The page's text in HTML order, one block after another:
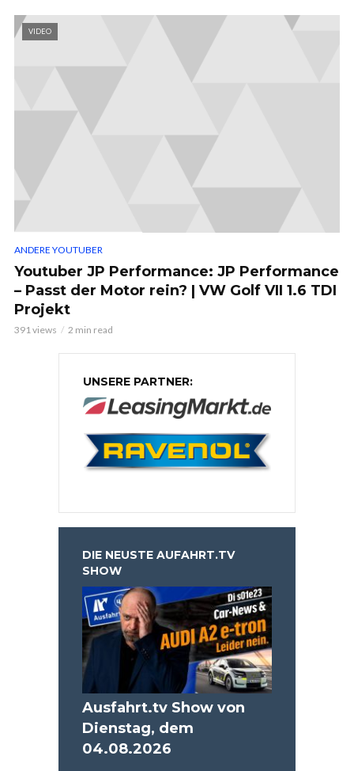
VIDEO
ANDERE YOUTUBER
Youtuber JP Performance: JP Performance
– Passt der Motor rein? | VW Golf VII 1.6 TDI
Projekt
391 views 2 min read
UNSERE PARTNER:
DIE NEUSTE AUFAHRT.TV
SHOW
Ausfahrt.tv Show von
Dienstag, dem
04.08.2026